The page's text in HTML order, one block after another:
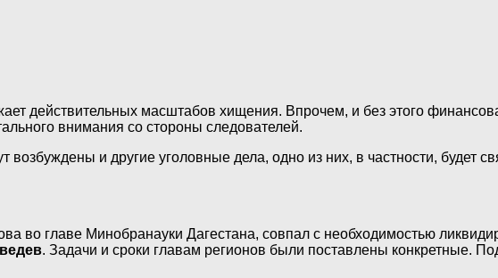
действительных масштабов хищения. Впрочем, и без этого
внимания со стороны следователей.
и другие уголовные дела, одно из них, в частности, будет
во главе Минобранауки Дагестана, совпал с необходимостью
. Задачи и сроки главам регионов были поставлены конкретные.